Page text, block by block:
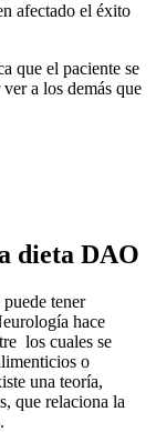
afectado el éxito
que el paciente se
a los demás que
dieta DAO
tener
hace
los cuales se
o
una teoría,
que relaciona la